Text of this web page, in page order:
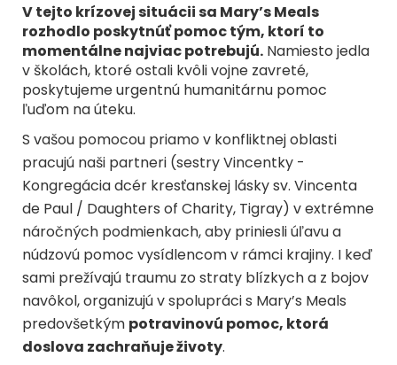
V tejto krízovej situácii sa Mary’s Meals
rozhodlo poskytnúť pomoc tým, ktorí to
momentálne najviac potrebujú. Namiesto jedla
v školách, ktoré ostali kvôli vojne zavreté,
poskytujeme urgentnú humanitárnu pomoc
ľuďom na úteku.
S vašou pomocou priamo v konfliktnej oblasti
pracujú naši partneri (sestry Vincentky -
Kongregácia dcér kresťanskej lásky sv. Vincenta
de Paul / Daughters of Charity, Tigray) v extrémne
náročných podmienkach, aby priniesli úľavu a
núdzovú pomoc vysídlencom v rámci krajiny. I keď
sami prežívajú traumu zo straty blízkych a z bojov
navôkol, organizujú v spolupráci s Mary’s Meals
predovšetkým potravinovú pomoc, ktorá
doslova zachraňuje životy.